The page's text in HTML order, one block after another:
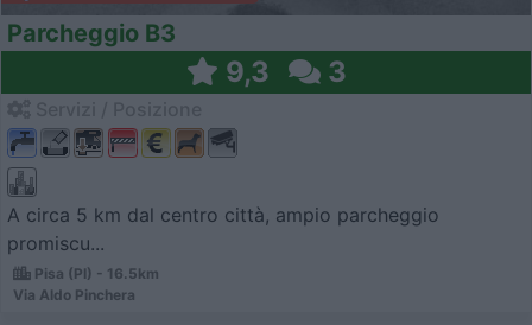
Parcheggio B3
9,3 3
A circa 5 km dal centro città, ampio parcheggio
promiscu...
Pisa (PI) - 16.5km
Via Aldo Pinchera